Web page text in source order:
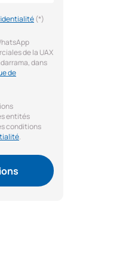
(*)
de la UAX
dans
de
entités
conditions
.